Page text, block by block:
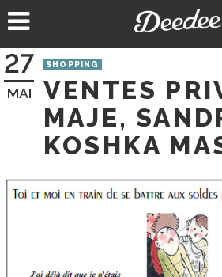
au
27
MAI
SHOPPING
VENTES
MAJE,
KOSHKA